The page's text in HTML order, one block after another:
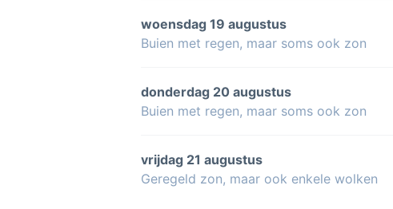
woensdag 19 augustus
Buien met regen, maar soms ook zon
donderdag 20 augustus
Buien met regen, maar soms ook zon
vrijdag 21 augustus
Geregeld zon, maar ook enkele wolken